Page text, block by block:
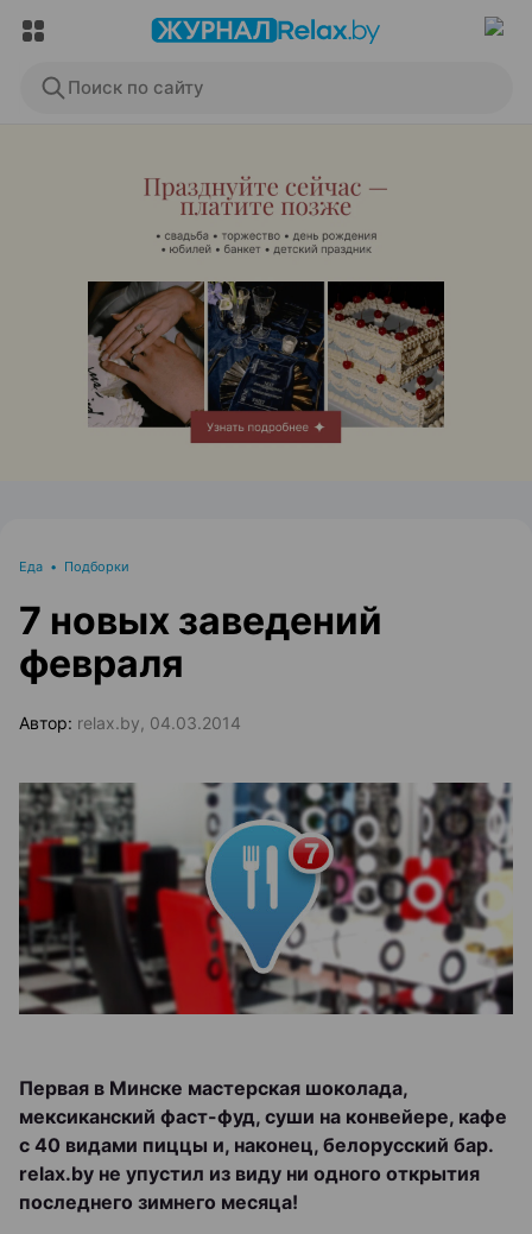
Поиск по сайту
ЭФФЕКТИВНАЯ РЕКЛАМА НА САЙТЕ
Еда • Подборки
7 новых заведений
февраля
Автор: relax.by, 04.03.2014
Первая в Минске мастерская шоколада,
мексиканский фаст-фуд, суши на конвейере, кафе
с 40 видами пиццы и, наконец, белорусский бар.
relax.by не упустил из виду ни одного открытия
последнего зимнего месяца!